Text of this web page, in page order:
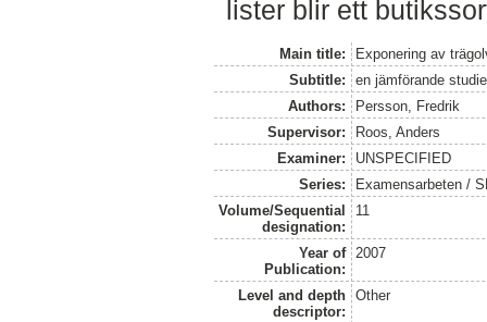
lister blir ett
Main title:
Exponering av
Subtitle:
en jämförande
Authors:
Persson, Fredrik
Supervisor:
Roos, Anders
Examiner:
UNSPECIFIED
Series:
Examensarbeten /
Volume/Sequential
designation:
11
Year of
Publication:
2007
Level and depth
descriptor:
Other